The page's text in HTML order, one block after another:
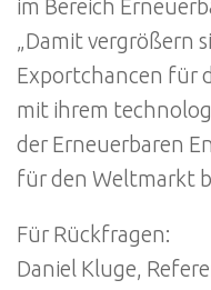
im Bereich
„Damit vergrößern
Exportchancen für
mit ihrem
der Erneuerbaren
für den Weltmarkt
Für Rückfragen:
Daniel Kluge,